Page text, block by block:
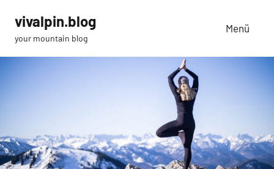
Inhalt
springen
vivalpin.blog
your mountain blog
Menü